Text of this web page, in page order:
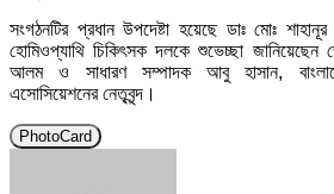
সংগঠনটির প্রধান উপদেষ্টা হয়েছে ডাঃ মোঃ
হোমিওপ্যাথি চিকিৎসক দলকে শুভেচ্ছা জানিয়েছেন
আলম ও সাধারণ সম্পাদক আবু হাসান,
এসোসিয়েশনের নেতৃবৃন্দ।
PhotoCard